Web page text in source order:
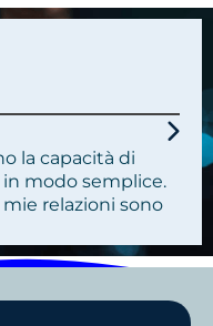
la capacità di
modo semplice.
mie relazioni sono